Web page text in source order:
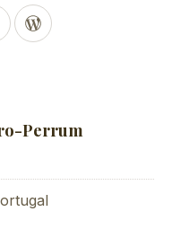
Window
New Window
Perrum